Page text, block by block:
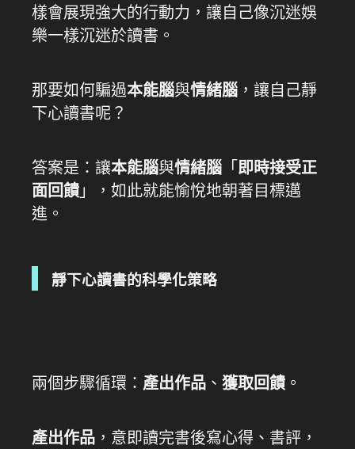
樣會展現強大的行動力，讓自己像沉迷娛
樂一樣沉迷於讀書。
那要如何騙過本能腦與情緒腦 ，讓自己靜
下心讀書呢？
答案是：讓本能腦與情緒腦 「 即時接受正
面回饋 」，如此就能愉悅地朝著目標邁
進。
靜下心讀書的科學化策略
兩個步驟循環： 產出作品 、 獲取回饋 。
產出作品 ，意即讀完書後寫心得、書評，